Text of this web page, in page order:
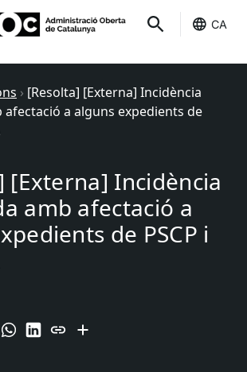
CA
› [Resolta] [Externa] Incidència
a alguns expedients de
[Externa] Incidència
amb afectació a
de PSCP i